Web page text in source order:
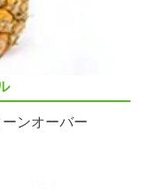
ンオーバー